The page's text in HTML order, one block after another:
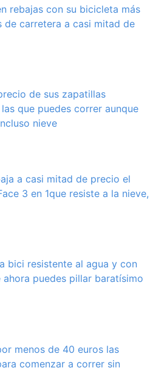
rebajas con su bicicleta más
de carretera a casi mitad de
de sus zapatillas
que puedes correr aunque
nieve
a casi mitad de precio el
3 en 1que resiste a la nieve,
bici resistente al agua y con
puedes pillar baratísimo
menos de 40 euros las
comenzar a correr sin